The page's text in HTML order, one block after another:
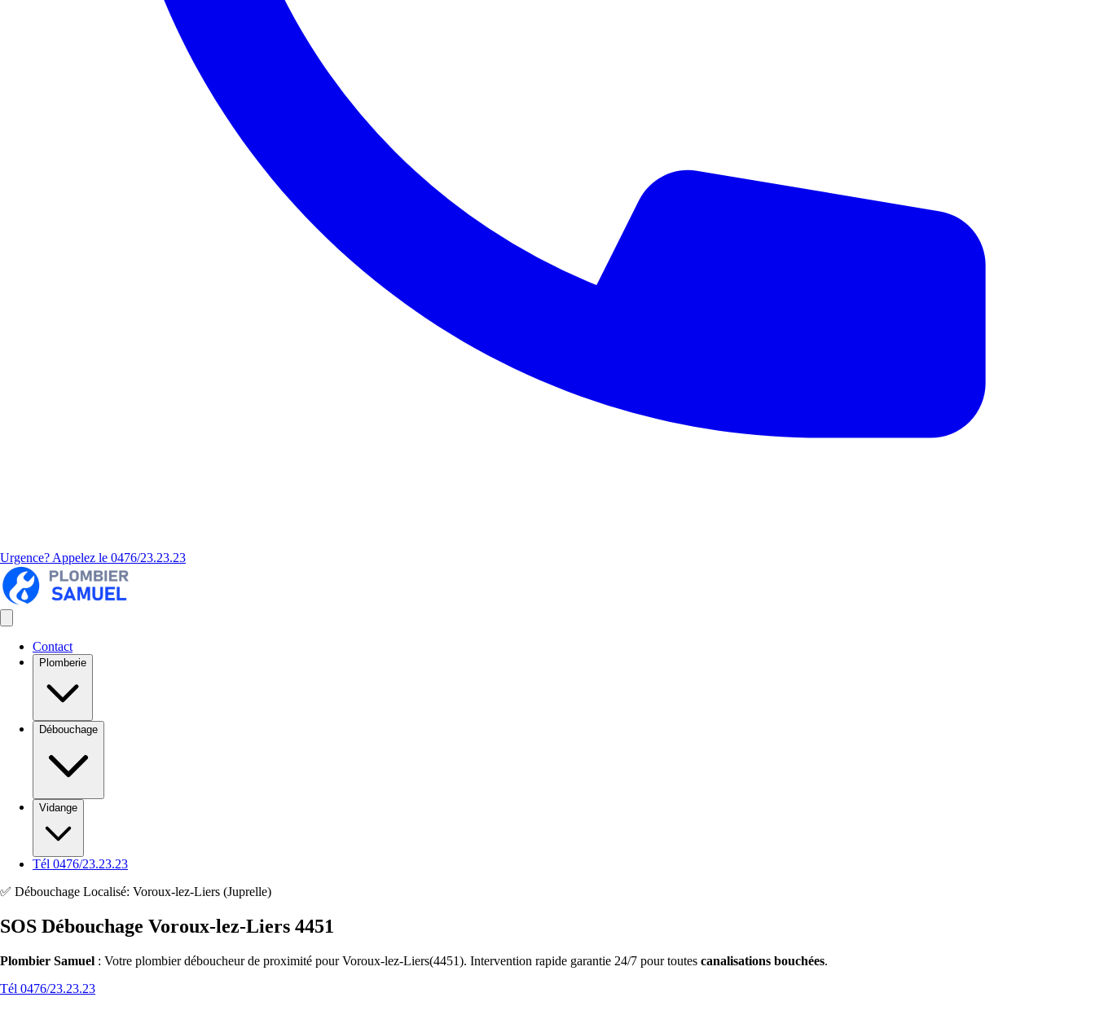
Urgence? Appelez le 0476/23.23.23
Contact
Plomberie
Débouchage
Vidange
Tél 0476/23.23.23
✅ Débouchage Localisé: Voroux-lez-Liers (Juprelle)
SOS Débouchage Voroux-lez-Liers 4451
Plombier Samuel : Votre plombier déboucheur de proximité pour Voroux-lez-Liers(4451). Intervention rapide garantie 24/7 pour toutes canalisations bouchées.
Tél 0476/23.23.23